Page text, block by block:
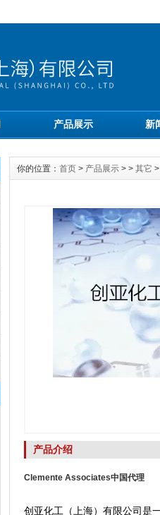
产品展示 新
你的位置： 首页 > 产品展示 > > 其它
产品介绍
Clemente Associates中国代理
创亚化工（上海）有限公司是